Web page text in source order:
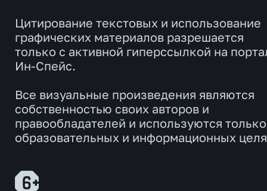
Цитирование текстовых и использование
графических материалов разрешается
только с активной гиперссылкой на
Ин-Спейс.
Все визуальные произведения являются
собственностью своих авторов и
правообладателей и используются
образовательных и информационных